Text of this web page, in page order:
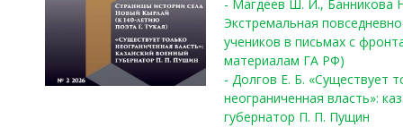
- Магдеев Ш. И., Банникова
Экстремальная
учеников в письмах с
материалам ГА РФ)
- Долгов Е. Б. «Существует
неограниченная власть»:
губернатор П. П. Пущин